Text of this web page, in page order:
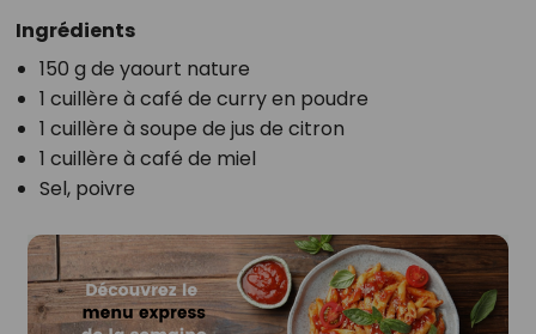
Ingrédients
150 g de yaourt nature
1 cuillère à café de curry en poudre
1 cuillère à soupe de jus de citron
1 cuillère à café de miel
Sel, poivre